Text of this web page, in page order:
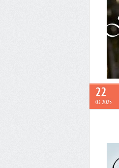
22
03 2025